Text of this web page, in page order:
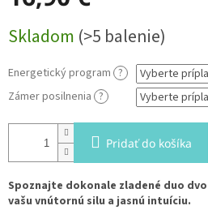
cena:
Skladom (>5 balenie)
Energetický program ?
Zámer posilnenia ?
Pridať do košíka
Spoznajte dokonale zladené duo
vašu vnútornú silu a jasnú intuíciu.